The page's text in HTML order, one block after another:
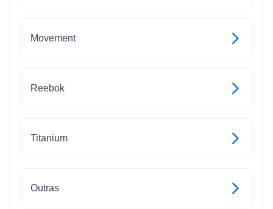
Movement
Reebok
Titanium
Outras